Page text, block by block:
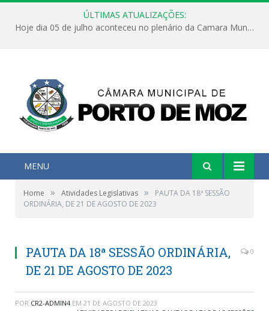
ÚLTIMAS ATUALIZAÇÕES:
Hoje dia 05 de julho aconteceu no plenário da Camara Municipal de Porto de Moz a Sessão Solene de Abertura dos Trabalhos Legislativos 2º Período da 23ª Legislatura
MENU
Home » Atividades Legislativas »
PAUTA DA 18ª SESSÃO
ORDINÁRIA, DE 21 DE AGOSTO DE 2023
PAUTA DA 18ª SESSÃO ORDINÁRIA,
DE 21 DE AGOSTO DE 2023
0
POR CR2-ADMIN4 EM 21 DE AGOSTO DE 2023